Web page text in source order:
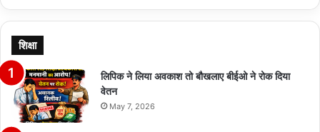
शिक्षा
लिपिक ने लिया अवकाश तो बौखलाए बीईओ ने रोक दिया
वेतन
May 7, 2026